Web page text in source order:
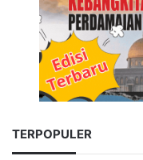
TERPOPULER